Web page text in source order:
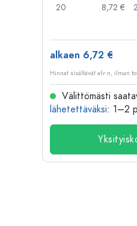
20
8,72 €
alkaen 6,72 €
Hinnat sisältävät alv:n, ilman
Välittömästi
lähetettäväksi: 1–2